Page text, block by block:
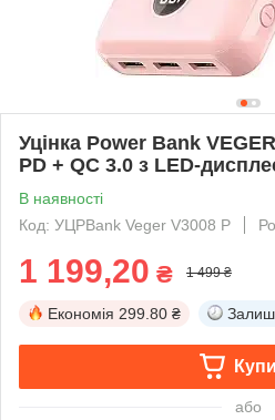
Уцінка Power Bank
PD + QC 3.0 з LED-
В наявності
Код: УЦPBank Veger V3008 P
1 199,20 ₴ 1 499 ₴
Економія 299.80 ₴
або